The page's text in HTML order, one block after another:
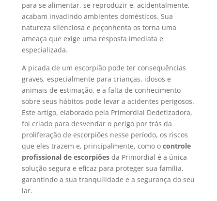
para se alimentar, se reproduzir e, acidentalmente,
acabam invadindo ambientes domésticos. Sua
natureza silenciosa e peçonhenta os torna uma
ameaça que exige uma resposta imediata e
especializada.
A picada de um escorpião pode ter consequências
graves, especialmente para crianças, idosos e
animais de estimação, e a falta de conhecimento
sobre seus hábitos pode levar a acidentes perigosos.
Este artigo, elaborado pela Primordial Dedetizadora,
foi criado para desvendar o perigo por trás da
proliferação de escorpiões nesse período, os riscos
que eles trazem e, principalmente, como o controle
profissional de escorpiõesda Primordial é a única
solução segura e eficaz para proteger sua família,
garantindo a sua tranquilidade e a segurança do seu
lar.